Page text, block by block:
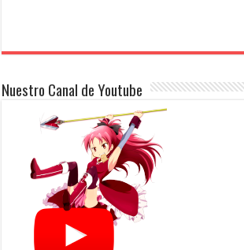
Nuestro Canal de Youtube